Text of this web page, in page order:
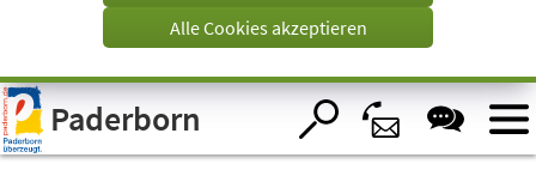
Visuelle
Assistenzsoftware
öffnen.
Alle Cookies akzeptieren
Paderborn